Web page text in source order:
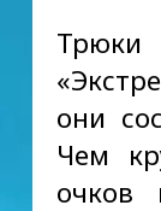
они
Чем
очков